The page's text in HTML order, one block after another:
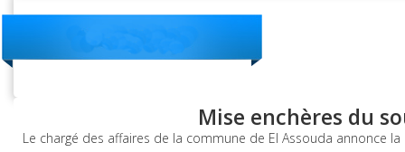
Mise enchères du
Le chargé des affaires de la commune de El Assouda annonce